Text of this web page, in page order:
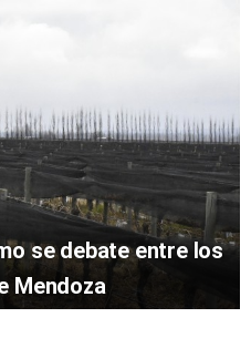
se debate entre los
Mendoza